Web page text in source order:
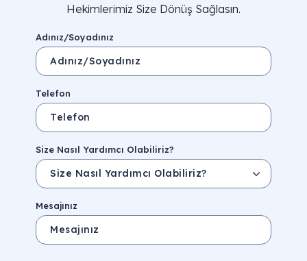
Hekimlerimiz Size Dönüş Sağlasın.
Adınız/Soyadınız
Telefon
Size Nasıl Yardımcı Olabiliriz?
Mesajınız